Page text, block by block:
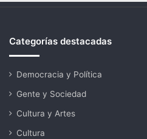
Categorías destacadas
Democracia y Política
Gente y Sociedad
Cultura y Artes
Cultura